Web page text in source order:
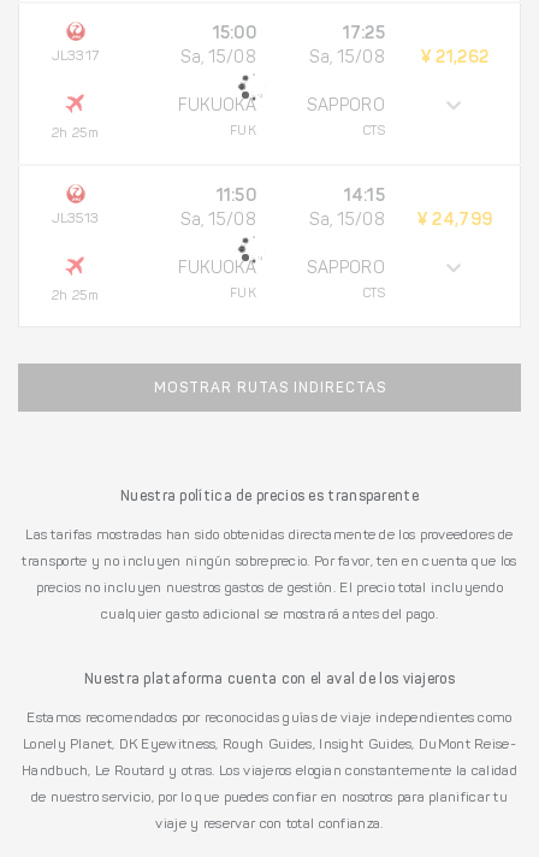
JL3317
2h 25m
15:00
Sa, 15/08
FUKUOKA
FUK
17:25
Sa, 15/08
SAPPORO
CTS
¥ 21,262
JL3513
2h 25m
11:50
Sa, 15/08
FUKUOKA
FUK
14:15
Sa, 15/08
SAPPORO
CTS
¥ 24,799
MOSTRAR RUTAS INDIRECTAS
Nuestra política de precios es transparente
Las tarifas mostradas han sido obtenidas directamente de los proveedores de
transporte y no incluyen ningún sobreprecio. Por favor, ten en cuenta que los
precios no incluyen nuestros gastos de gestión. El precio total incluyendo
cualquier gasto adicional se mostrará antes del pago.
Nuestra plataforma cuenta con el aval de los viajeros
Estamos recomendados por reconocidas guías de viaje independientes como
Lonely Planet, DK Eyewitness, Rough Guides, Insight Guides, DuMont Reise-
Handbuch, Le Routard y otras. Los viajeros elogian constantemente la calidad
de nuestro servicio, por lo que puedes confiar en nosotros para planificar tu
viaje y reservar con total confianza.